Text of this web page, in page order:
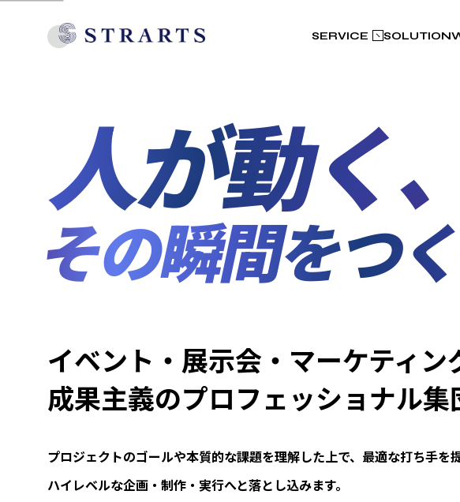
SERVICE SOLUTION
人が動く、
その瞬間をつ
イベント・展示会・マーケティン
成果主義のプロフェッショナル集
プロジェクトのゴールや本質的な課題を理解した上で、最適な打ち手を提
ハイレベルな企画・制作・実行へと落とし込みます。